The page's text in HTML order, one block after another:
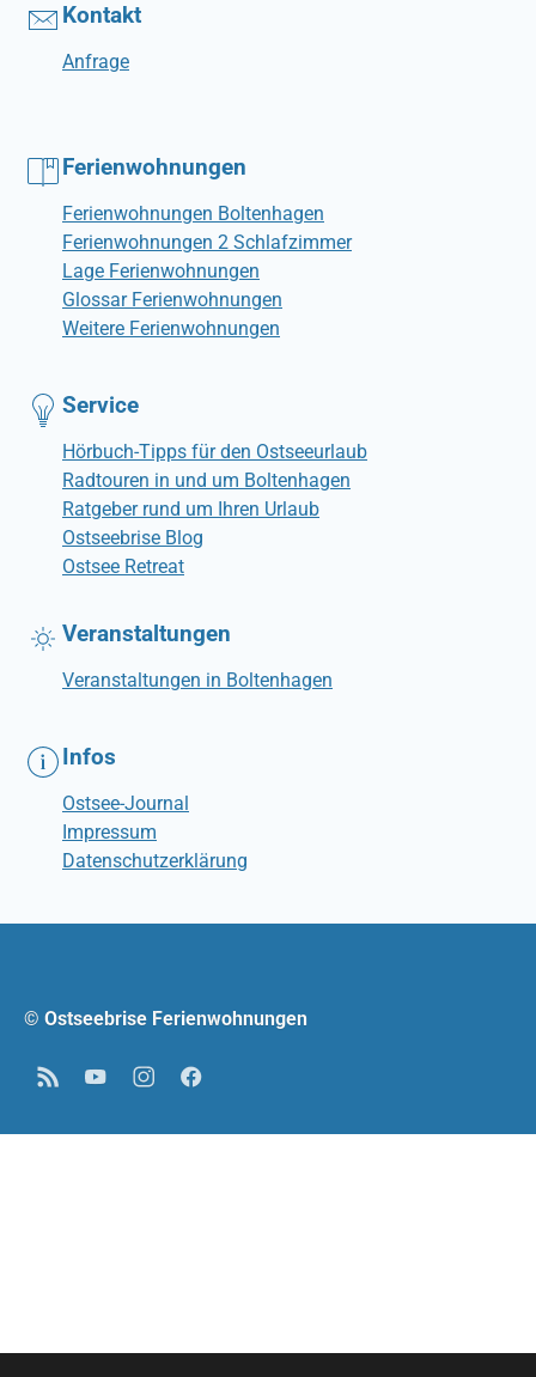
Kontakt
Anfrage
Ferienwohnungen
Ferienwohnungen Boltenhagen
Ferienwohnungen 2 Schlafzimmer
Lage Ferienwohnungen
Glossar Ferienwohnungen
Weitere Ferienwohnungen
Service
Hörbuch-Tipps für den Ostseeurlaub
Radtouren in und um Boltenhagen
Ratgeber rund um Ihren Urlaub
Ostseebrise Blog
Ostsee Retreat
Veranstaltungen
Veranstaltungen in Boltenhagen
Infos
Ostsee-Journal
Impressum
Datenschutzerklärung
© Ostseebrise Ferienwohnungen
RSS YouTubeInstagramFacebook